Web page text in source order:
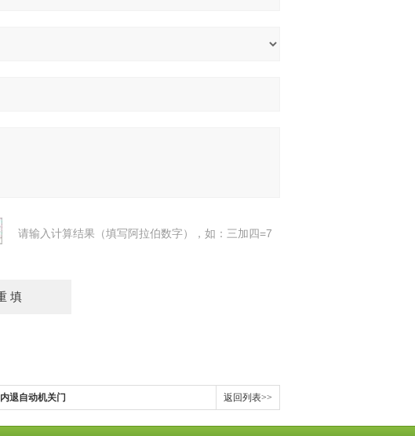
请输入计算结果（填写阿拉伯数字），如：三加四=7
内退自动机关门 返回列表>>